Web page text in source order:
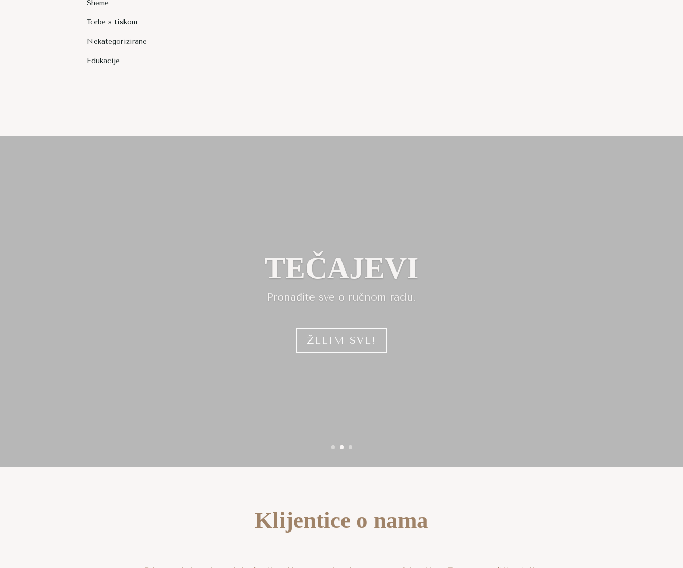
Sheme
Torbe s tiskom
Nekategorizirane
Edukacije
Klijentice o nama